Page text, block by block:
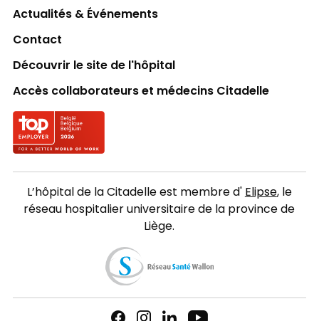
Actualités & Événements
Contact
Découvrir le site de l'hôpital
Accès collaborateurs et médecins Citadelle
Logo Top employer
L’hôpital de la Citadelle est membre d'Elipse, le
réseau hospitalier universitaire de la province de
Liège.